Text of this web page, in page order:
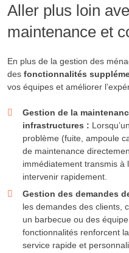
Aller plus loin
maintenance et
En plus de la gestion des
des fonctionnalités
vos équipes et améliorer
Gestion de la
infrastructures :
problème (fuite, ampoule
de maintenance
immédiatement transmis à
intervenir rapidement.
Gestion des demandes
les demandes des clients,
un barbecue ou des
fonctionnalités renforcent
service rapide et